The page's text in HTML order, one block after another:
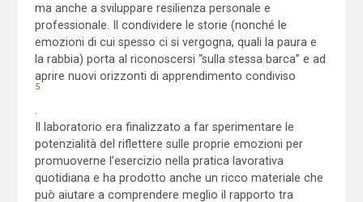
ma anche a sviluppare resilienza personale e
professionale. Il condividere le storie (nonché le
emozioni di cui spesso ci si vergogna, quali la paura e
la rabbia) porta al riconoscersi “sulla stessa barca” e ad
aprire nuovi orizzonti di apprendimento condiviso
5
Il laboratorio era finalizzato a far sperimentare le
potenzialità del riflettere sulle proprie emozioni per
promuoverne l’esercizio nella pratica lavorativa
quotidiana e ha prodotto anche un ricco materiale che
può aiutare a comprendere meglio il rapporto tra